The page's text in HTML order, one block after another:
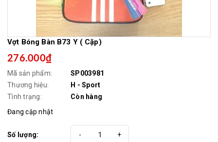
Vợt Bóng Bàn B73 Y ( Cặp)
276.000₫
Mã sản phẩm:
SP003981
Thương hiệu:
H - Sport
Tình trạng:
Còn hàng
Đang cập nhật
Số lượng: +
-